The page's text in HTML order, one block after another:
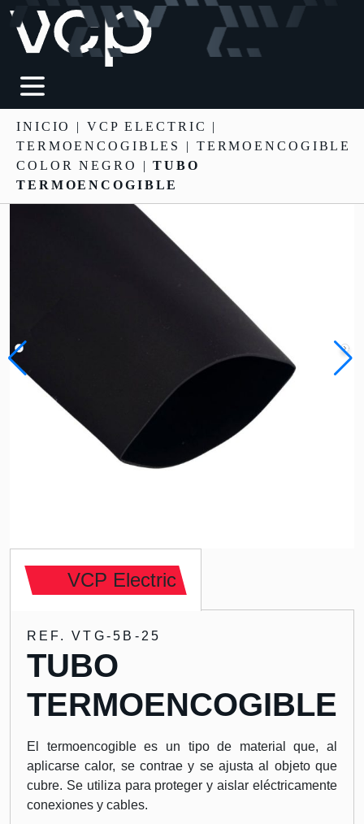
INICIO | VCP ELECTRIC
|
TERMOENCOGIBLES
| TERMOENCOGIBLE
COLOR NEGRO |TUBO
TERMOENCOGIBLE
VCP Electric
REF. VTG-5B-25
TUBO
TERMOENCOGIBLE
El termoencogible es un tipo de material que, al
aplicarse calor, se contrae y se ajusta al objeto que
cubre. Se utiliza para proteger y aislar eléctricamente
conexiones y cables.